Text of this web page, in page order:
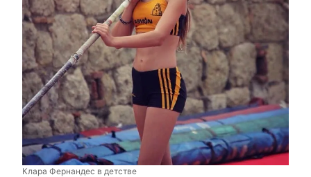
Клара Фернандес в детстве